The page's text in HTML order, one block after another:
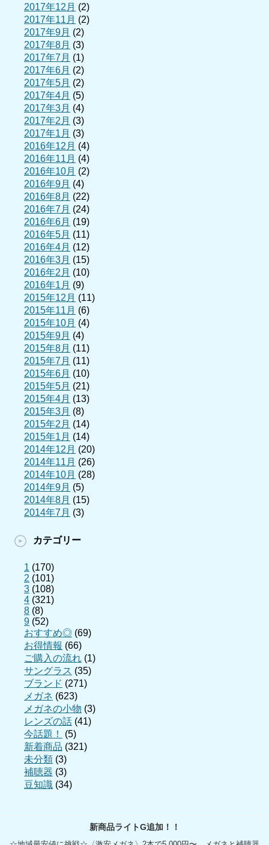
2017年12月 (2)
2017年11月 (2)
2017年9月 (2)
2017年8月 (3)
2017年7月 (1)
2017年6月 (2)
2017年5月 (2)
2017年4月 (5)
2017年3月 (4)
2017年2月 (3)
2017年1月 (3)
2016年12月 (4)
2016年11月 (4)
2016年10月 (2)
2016年9月 (4)
2016年8月 (22)
2016年7月 (24)
2016年6月 (19)
2016年5月 (11)
2016年4月 (12)
2016年3月 (15)
2016年2月 (10)
2016年1月 (9)
2015年12月 (11)
2015年11月 (6)
2015年10月 (4)
2015年9月 (4)
2015年8月 (11)
2015年7月 (11)
2015年6月 (10)
2015年5月 (21)
2015年4月 (13)
2015年3月 (8)
2015年2月 (14)
2015年1月 (14)
2014年12月 (20)
2014年11月 (26)
2014年10月 (28)
2014年9月 (5)
2014年8月 (15)
2014年7月 (3)
カテゴリー
1 (170)
2 (101)
3 (108)
4 (321)
8 (8)
9 (52)
おすすめ◎ (69)
お得情報 (66)
ご購入の流れ (1)
サングラス (35)
ブランド (271)
メガネ (623)
メガネの小物 (3)
レンズの話 (41)
今話題！
(5)
新着商品 (321)
未分類 (3)
補聴器 (3)
豆知識 (34)
新商品ライトG追加！！